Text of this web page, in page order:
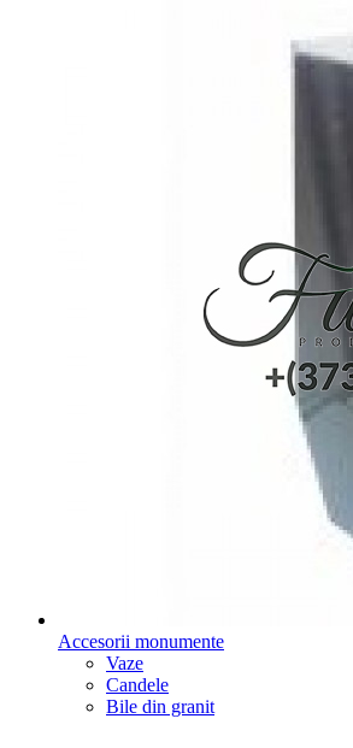
Accesorii monumente
Vaze
Candele
Bile din granit